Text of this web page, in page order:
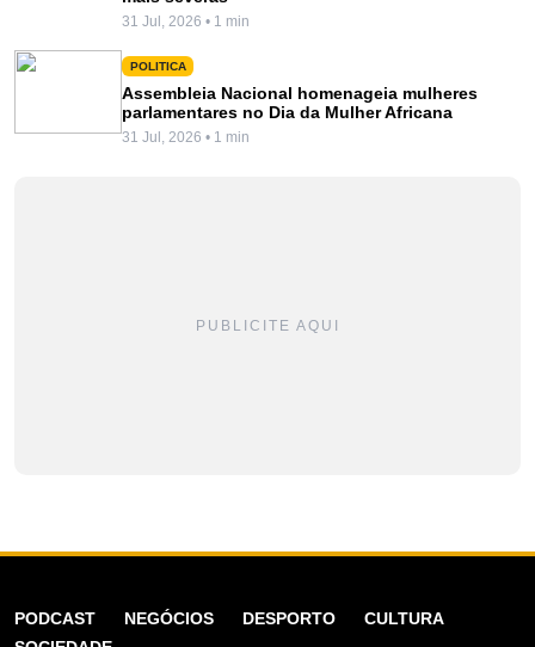
31 Jul, 2026 • 1 min
POLITICA
Assembleia Nacional homenageia mulheres
parlamentares no Dia da Mulher Africana
31 Jul, 2026 • 1 min
PUBLICITE AQUI
PODCAST NEGÓCIOS DESPORTO
CULTURA